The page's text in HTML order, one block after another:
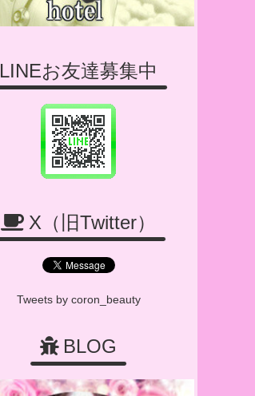
LINEお友達募集中
X（旧Twitter）
Tweets by coron_beauty
BLOG